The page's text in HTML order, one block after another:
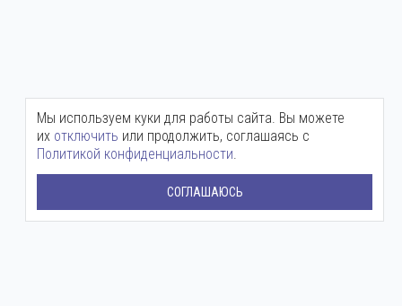
Мы используем куки для работы сайта. Вы можете
их отключить или продолжить, соглашаясь с
Политикой конфиденциальности.
СОГЛАШАЮСЬ